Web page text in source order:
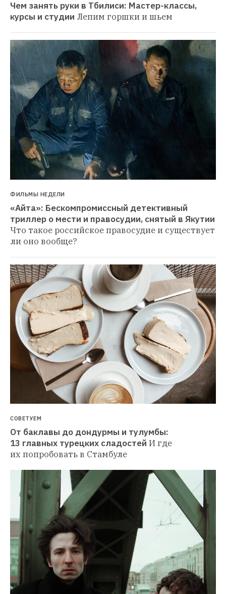
Чем занять руки в Тбилиси: Мастер-классы,
курсы и студии Лепим горшки и шьем
ФИЛЬМЫ НЕДЕЛИ
«Айта»: Бескомпромиссный детективный
триллер о мести и правосудии, снятый в Якутии
Что такое российское правосудие и существует
ли оно вообще?
СОВЕТУЕМ
От баклавы до дондурмы и тулумбы:
13 главных турецких сладостей И где
их попробовать в Стамбуле